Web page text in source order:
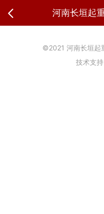
河南长垣起
©2021 河南长垣起
技术支